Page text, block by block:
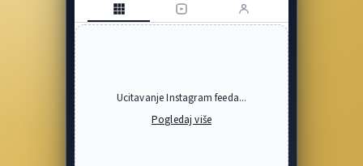
Ucitavanje Instagram feeda...
Pogledaj više